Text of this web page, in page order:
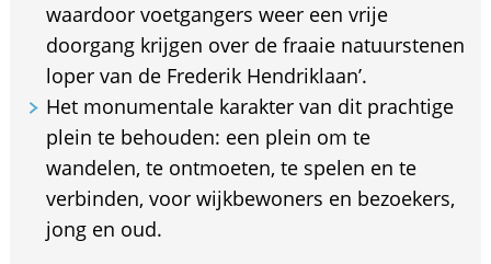
waardoor voetgangers weer een vrije
doorgang krijgen over de fraaie natuurstenen
loper van de Frederik Hendriklaan’.
Het monumentale karakter van dit prachtige
plein te behouden: een plein om te
wandelen, te ontmoeten, te spelen en te
verbinden, voor wijkbewoners en bezoekers,
jong en oud.